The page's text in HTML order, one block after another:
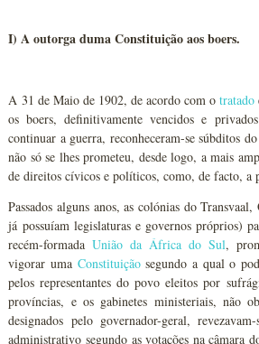
I) A outorga duma Constituição aos boers.
A 31 de Maio de 1902, de acordo com otratado
os boers, definitivamente vencidos e
continuar a guerra, reconheceram-se súbditos
não só se lhes prometeu, desde logo, a mais
de direitos cívicos e políticos, como, de facto, a
Passados alguns anos, as colónias do
já possuíam legislaturas e governos próprios)
recém-formadaUnião da África do Sul,
vigorar uma Constituiçãosegundo a qual o
pelos representantes do povo eleitos por
províncias, e os gabinetes ministeriais, não
designados pelo governador-geral,
administrativo segundo as votações na câmara